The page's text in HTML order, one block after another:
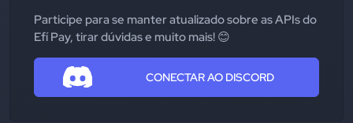
Participe para se manter atualizado sobre as APIs do
Efí Pay, tirar dúvidas e muito mais! 😊
CONECTAR AO DISCORD